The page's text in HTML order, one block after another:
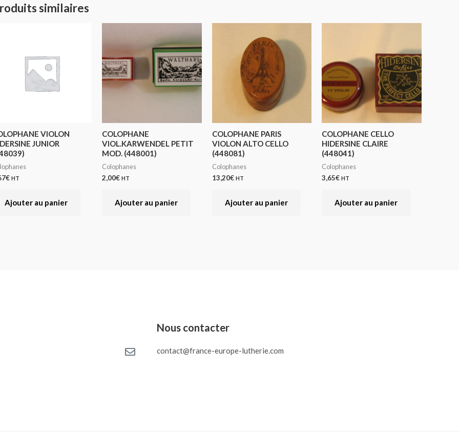
similaires
VIOLON
JUNIOR
€ HT
Ajouter au panier
COLOPHANE
VIOL.KARWENDEL PETIT
MOD. (448001)
Colophanes
2,00€ HT
Ajouter au panier
COLOPHANE PARIS
VIOLON ALTO CELLO
(448081)
Colophanes
13,20€ HT
Ajouter au panier
COLOPHANE CELLO
HIDERSINE CLAIRE
(448041)
Colophanes
3,65€ HT
Ajouter au panier
Nous contacter
contact@france-europe-lutherie.com